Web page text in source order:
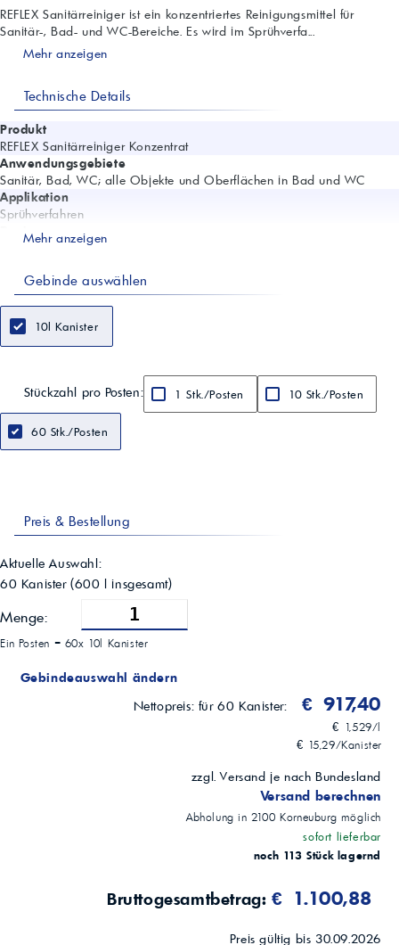
REFLEX Sanitärreiniger ist ein konzentriertes Reinigungsmittel für
Sanitär-, Bad- und WC-Bereiche. Es wird im Sprühverfa...
Mehr anzeigen
Technische Details
Produkt
REFLEX Sanitärreiniger Konzentrat
Anwendungsgebiete
Sanitär, Bad, WC; alle Objekte und Oberflächen in Bad und WC
Applikation
Sprühverfahren
Dosierung
80–100 ml/L Wasser
Löst Kalk und Wasserflecken; antimikrobielle Komponente gegen
Gerüche, Stockflecken und bakteriellem Befall
Aggregatzustand
Flüssig
Farbe
Zitrone
Chemische Basis
Säure, Nichtionischer Tensid (biologisch abbaubar)
Dichte
Lagerstabilität
24 Monate
Kühl, gut gelüftet lagern
Inhaltsstoffe
Aqua; Sulfamid acid; Sodium Laureth Ether Sulfate; Cocamide DEA;
Sodium Citrate; D-Limonene (Parfume)
Hersteller
Datenblatt-Version
Mehr anzeigen
Gebinde auswählen
10l Kanister
Stückzahl pro Posten: 1 Stk./Posten 10 Stk./Posten
60 Stk./Posten
Preis & Bestellung
Aktuelle Auswahl:
60 Kanister (600 l insgesamt)
Menge:
Ein Posten = 60x 10l Kanister
Gebindeauswahl ändern
Nettopreis: für 60 Kanister: € 917,40
€ 1,529/l
€ 15,29/Kanister
zzgl. Versand je nach Bundesland
Versand berechnen
Abholung in2100 Korneuburg möglich
sofort lieferbar
noch 113 Stück lagernd
Bruttogesamtbetrag: € 1.100,88
Preis gültig bis 30.09.2026